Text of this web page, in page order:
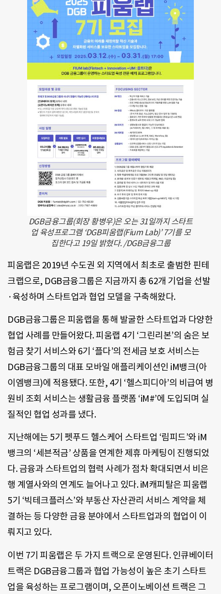
DGB금융그룹(회장 황병우)은 오는 31일까지 스타트
업 육성프로그램 ‘DGB피움랩(Fium Lab)’ 7기를 모
집한다고 19일 밝혔다. /DGB금융그룹
피움랩은 2019년 수도권 외 지역에서 최초로 출범한 핀테
크랩으로, DGB금융그룹은 지금까지 총 62개 기업을 선발
·육성하며 스타트업과 협업 모델을 구축해왔다.
DGB금융그룹은 피움랩을 통해 발굴한 스타트업과 다양한
협업 사례를 만들어왔다. 피움랩 4기 ‘그린리본’의 숨은 보
험금 찾기 서비스와 6기 ‘플다’의 전세금 보호 서비스는
DGB금융그룹의 대표 모바일 애플리케이션인 iM뱅크(아
이엠뱅크)에 적용됐다. 또한, 4기 ‘헬스피디아’의 비급여 병
원비 조회 서비스는 생활금융 플랫폼 ‘iM#’에 도입되며 실
질적인 협업 성과를 냈다.
지난해에는 5기 펫푸드 헬스케어 스타트업 ‘림피드’와 iM
뱅크의 ‘세븐적금’ 상품을 연계한 제휴 마케팅이 진행되었
다. 금융과 스타트업의 협력 사례가 점차 확대되면서 비은
행 계열사와의 연계도 늘어나고 있다. iM캐피탈은 피움랩
5기 ‘빅테크플러스’와 부동산 자산관리 서비스 계약을 체
결하는 등 다양한 금융 분야에서 스타트업과의 협업이 이
뤄지고 있다.
이번 7기 피움랩은 두 가지 트랙으로 운영된다. 인큐베이터
트랙은 DGB금융그룹과 협업 가능성이 높은 초기 스타트
업을 육성하는 프로그램이며, 오픈이노베이션 트랙은 그